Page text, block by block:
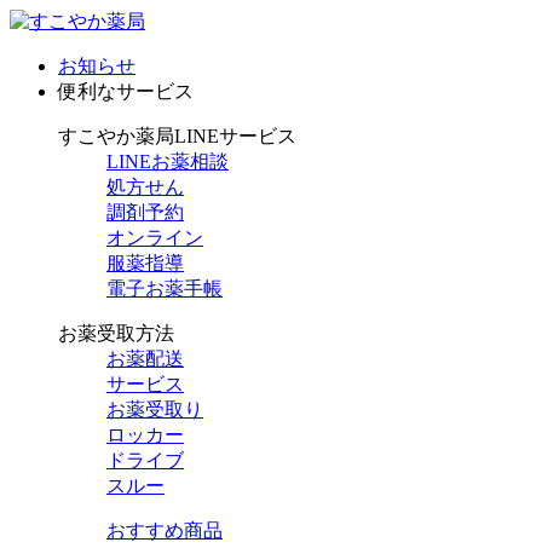
お知らせ
便利なサービス
すこやか薬局LINEサービス
LINEお薬相談
処方せん
調剤予約
オンライン
服薬指導
電子お薬手帳
お薬受取方法
お薬配送
サービス
お薬受取り
ロッカー
ドライブ
スルー
おすすめ商品